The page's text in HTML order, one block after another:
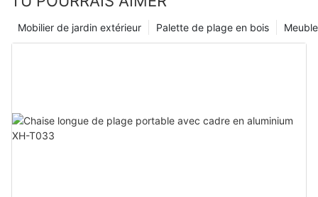
extérieur que vous méritez, complété par une chaise longue
d'extérieur pivotante. Votre esprit, votre corps et votre âme
vous en remercieront.
Palette de plage en bois
Mobilier de jardin extérieur